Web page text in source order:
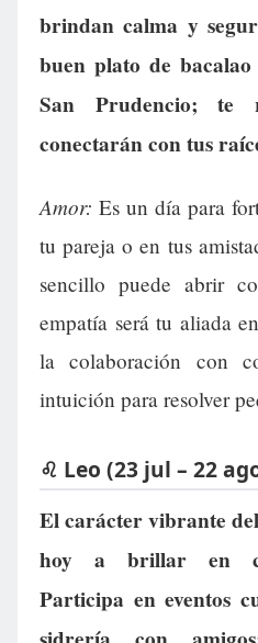
brindan calma y
buen plato de
San Prudencio; te
conectarán con tus
Amor: Es un día para
tu pareja o en tus
sencillo puede abrir
empatía será tu aliada
la colaboración con
intuición para resolver
♌ Leo (23 jul – 22
El carácter vibrante
hoy a brillar en
Participa en eventos